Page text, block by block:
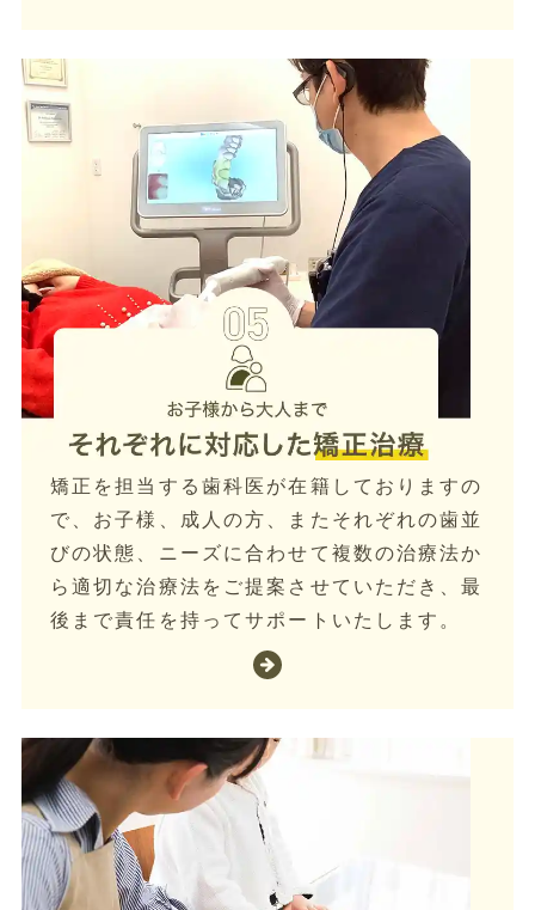
矯正を担当する歯科医が在籍しておりますの
で、お子様、成人の方、またそれぞれの歯並
びの状態、ニーズに合わせて複数の治療法か
ら適切な治療法をご提案させていただき、最
後まで責任を持ってサポートいたします。